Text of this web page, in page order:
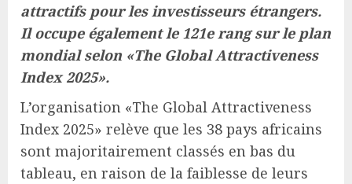
attractifs pour les investisseurs étrangers.
Il occupe également le 121e rang sur le plan
mondial selon «The Global Attractiveness
Index 2025».
L’organisation «The Global Attractiveness
Index 2025» relève que les 38 pays africains
sont majoritairement classés en bas du
tableau, en raison de la faiblesse de leurs